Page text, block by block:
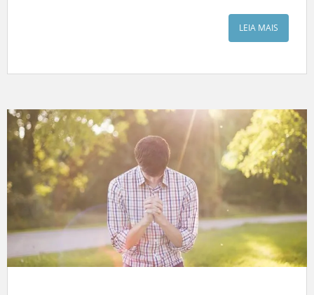
LEIA MAIS